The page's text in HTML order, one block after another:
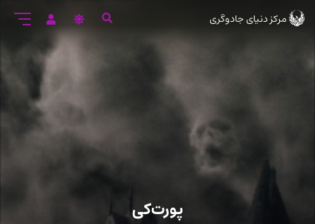
ورود
اصلی
مرکز دنیای جادوگری
پورت‌کی